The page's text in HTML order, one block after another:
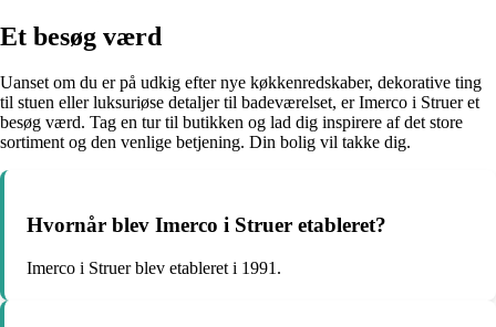
Et besøg værd
Uanset om du er på udkig efter nye køkkenredskaber, dekorative ting
til stuen eller luksuriøse detaljer til badeværelset, er Imerco i Struer et
besøg værd. Tag en tur til butikken og lad dig inspirere af det store
sortiment og den venlige betjening. Din bolig vil takke dig.
Hvornår blev Imerco i Struer etableret?
Imerco i Struer blev etableret i 1991.